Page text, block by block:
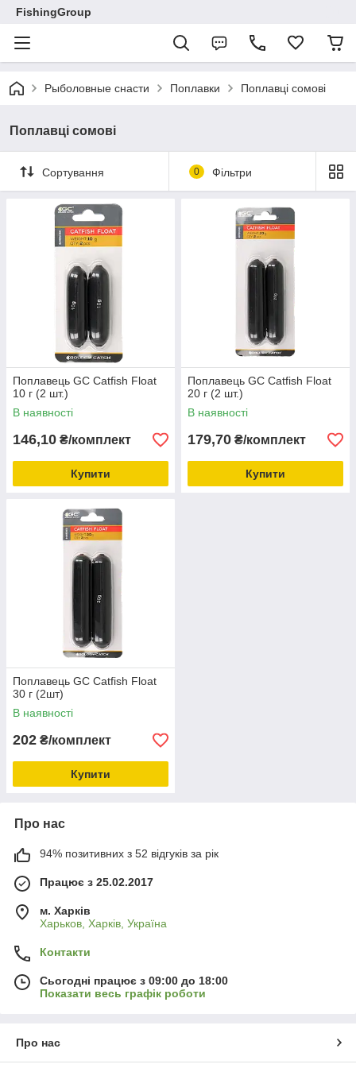
FishingGroup
Рыболовные снасти Поплавки Поплавці сомові
Поплавці сомові
Сортування 0 Фільтри
Поплавець GC Catfish Float
10 г (2 шт.)
В наявності
146,10 ₴/комплект
Купити
Поплавець GC Catfish Float
20 г (2 шт.)
В наявності
179,70 ₴/комплект
Купити
Поплавець GC Catfish Float
30 г (2шт)
В наявності
202 ₴/комплект
Купити
Про нас
94% позитивних з 52 відгуків за рік
Працює з 25.02.2017
м. Харків
Харьков, Харків, Україна
Контакти
Сьогодні працює з 09:00 до 18:00
Показати весь графік роботи
Про нас